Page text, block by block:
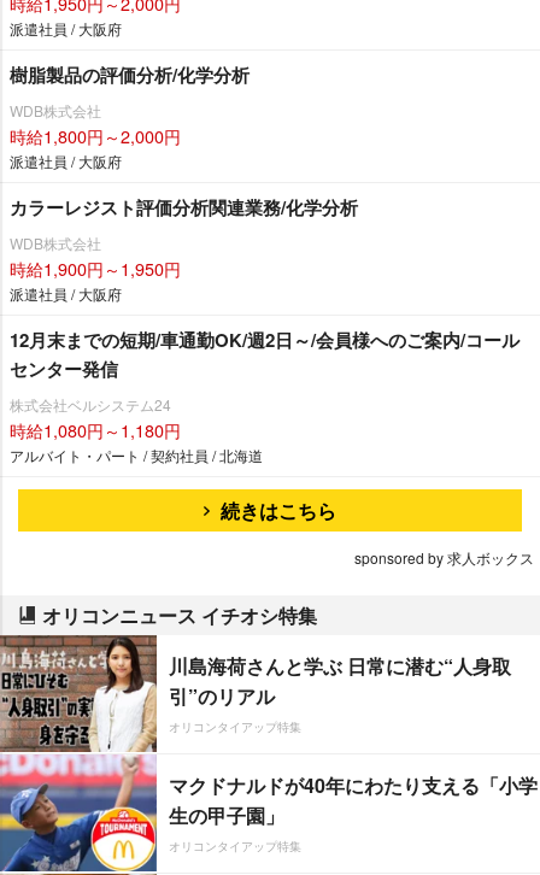
派遣社員 / 大阪府
樹脂製品の評価分析/化学分析
WDB株式会社
時給1,800円～2,000円
派遣社員 / 大阪府
カラーレジスト評価分析関連業務/化学分析
WDB株式会社
時給1,900円～1,950円
派遣社員 / 大阪府
12月末までの短期/車通勤OK/週2日～/会員様へのご案内/コール
センター発信
株式会社ベルシステム24
時給1,080円～1,180円
アルバイト・パート / 契約社員 / 北海道
続きはこちら
sponsored by 求人ボックス
オリコンニュース イチオシ特集
川島海荷さんと学ぶ 日常に潜む“人身取
引”のリアル
オリコンタイアップ特集
マクドナルドが40年にわたり支える「小学
生の甲子園」
オリコンタイアップ特集